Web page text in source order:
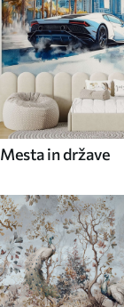
Mesta in države